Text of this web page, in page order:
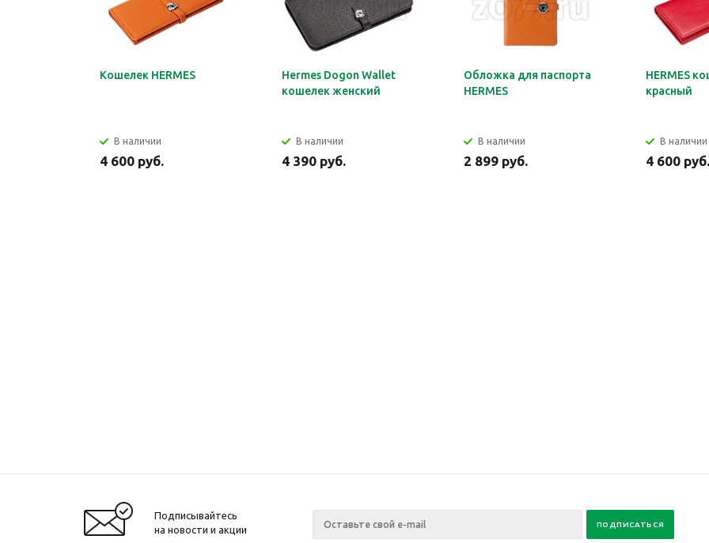
Кошелек HERMES
В наличии
4 600 руб.
Hermes Dogon Wallet
кошелек женский
В наличии
4 390 руб.
Обложка для паспорта
HERMES
В наличии
2 899 руб.
HERMES
красный
В наличии
4 600 руб.
Подписывайтесь
на новости и акции